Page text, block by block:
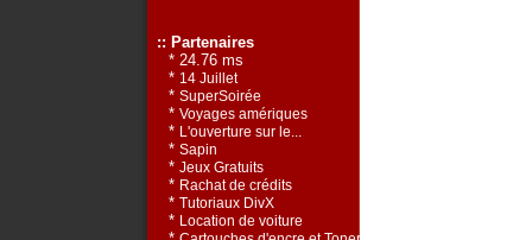
:: Partenaires
* 24.76 ms
* 14 Juillet
* SuperSoirée
* Voyages amériques
* L'ouverture sur le...
* Sapin
* Jeux Gratuits
* Rachat de crédits
* Tutoriaux DivX
* Location de voiture